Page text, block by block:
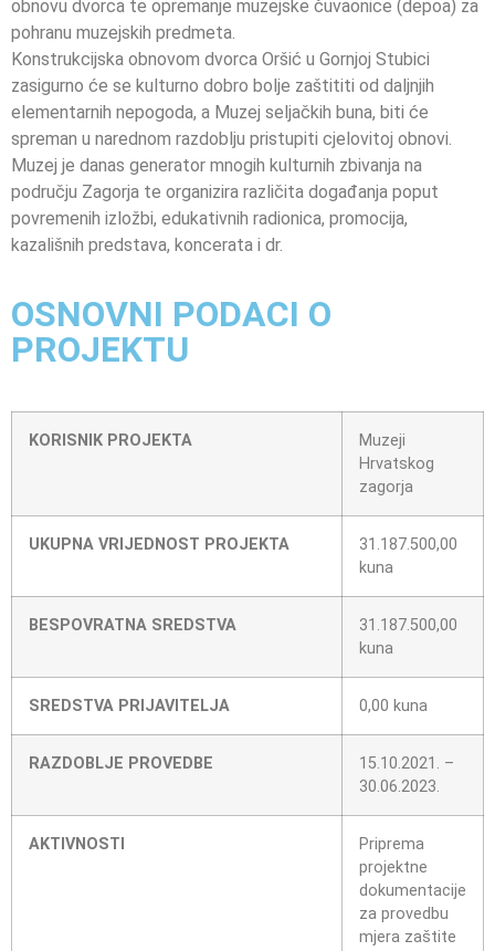
obnovu dvorca te opremanje muzejske čuvaonice (depoa) za
pohranu muzejskih predmeta.
Konstrukcijska obnovom dvorca Oršić u Gornjoj Stubici
zasigurno će se kulturno dobro bolje zaštititi od daljnjih
elementarnih nepogoda, a Muzej seljačkih buna, biti će
spreman u narednom razdoblju pristupiti cjelovitoj obnovi.
Muzej je danas generator mnogih kulturnih zbivanja na
području Zagorja te organizira različita događanja poput
povremenih izložbi, edukativnih radionica, promocija,
kazališnih predstava, koncerata i dr.
OSNOVNI PODACI O
PROJEKTU
KORISNIK PROJEKTA
Muzeji
Hrvatskog
zagorja
UKUPNA VRIJEDNOST PROJEKTA
31.187.500,00
kuna
BESPOVRATNA SREDSTVA
31.187.500,00
kuna
SREDSTVA PRIJAVITELJA 0,00 kuna
RAZDOBLJE PROVEDBE
15.10.2021. –
30.06.2023.
AKTIVNOSTI
Priprema
projektne
dokumentacije
za provedbu
mjera zaštite